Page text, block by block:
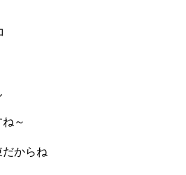
～
からね